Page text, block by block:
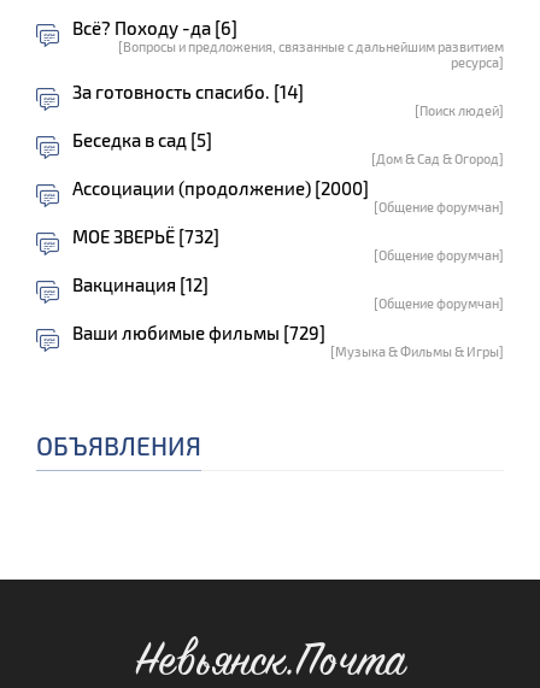
Всё? Походу -да [6]
[Вопросы и предложения, связанные с дальнейшим развитием
ресурса]
За готовность спасибо. [14]
[Поиск людей]
Беседка в сад [5]
[Дом & Сад & Огород]
Ассоциации (продолжение) [2000]
[Общение форумчан]
МОЕ ЗВЕРЬЁ [732]
[Общение форумчан]
Вакцинация [12]
[Общение форумчан]
Ваши любимые фильмы [729]
[Музыка & Фильмы & Игры]
ОБЪЯВЛЕНИЯ
Невьянск.Почта